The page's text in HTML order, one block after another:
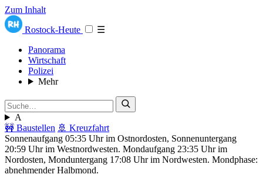
Zum Inhalt
Rostock-Heute
☰
Panorama
Wirtschaft
Polizei
Mehr
A
🚧 Baustellen 🚢 Kreuzfahrt
Sonnenaufgang 05:35 Uhr im Ostnordosten, Sonnenuntergang
20:59 Uhr im Westnordwesten. Mondaufgang 23:35 Uhr im
Nordosten, Monduntergang 17:08 Uhr im Nordwesten. Mondphase:
abnehmender Halbmond.